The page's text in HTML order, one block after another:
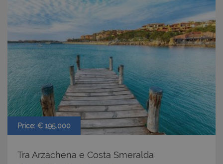
Price: € 195.000
Tra Arzachena e Costa Smeralda